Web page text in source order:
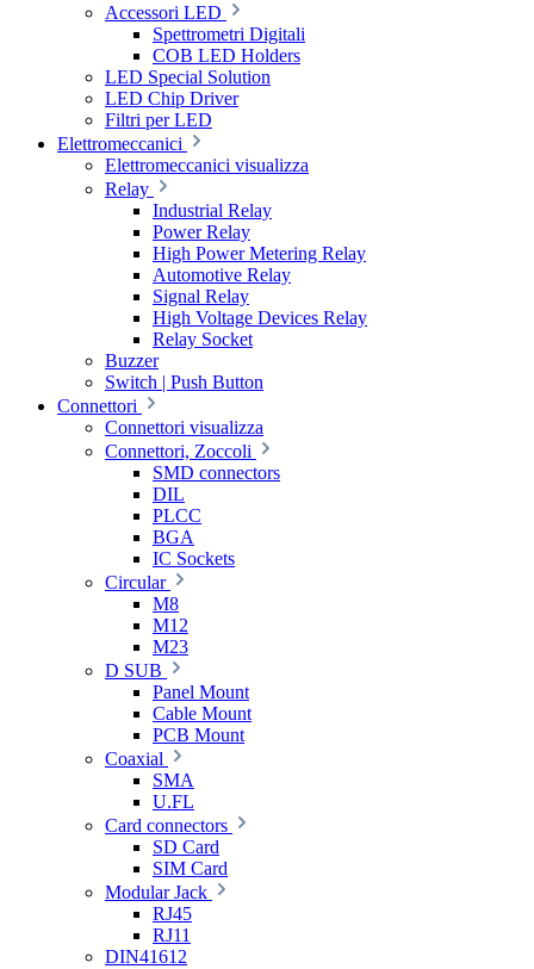
Accessori LED
Spettrometri Digitali
COB LED Holders
LED Special Solution
LED Chip Driver
Filtri per LED
Elettromeccanici
Elettromeccanici visualizza
Relay
Industrial Relay
Power Relay
High Power Metering Relay
Automotive Relay
Signal Relay
High Voltage Devices Relay
Relay Socket
Buzzer
Switch | Push Button
Connettori
Connettori visualizza
Connettori, Zoccoli
SMD connectors
DIL
PLCC
BGA
IC Sockets
Circular
M8
M12
M23
D SUB
Panel Mount
Cable Mount
PCB Mount
Coaxial
SMA
U.FL
Card connectors
SD Card
SIM Card
Modular Jack
RJ45
RJ11
DIN41612